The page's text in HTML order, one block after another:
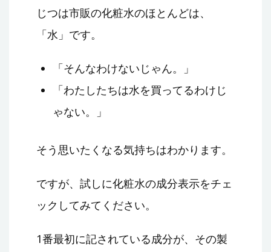
じつは市販の化粧水のほとんどは、
「水」です。
「そんなわけないじゃん。」
「わたしたちは水を買ってるわけじ
ゃない。」
そう思いたくなる気持ちはわかります。
ですが、試しに化粧水の成分表示をチェ
ックしてみてください。
1番最初に記されている成分が、その製